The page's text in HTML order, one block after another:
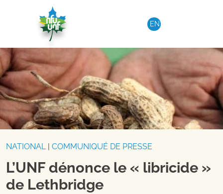
Aller au contenu
EN
NATIONAL| COMMUNIQUÉ DE PRESSE
L’UNF dénonce le « libricide »
de Lethbridge